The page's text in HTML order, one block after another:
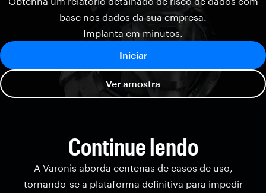
base nos dados da sua empresa.
Implanta em minutos.
Iniciar
Ver amostra
Continue lendo
A Varonis aborda centenas de casos de uso,
tornando-se a plataforma definitiva para impedir